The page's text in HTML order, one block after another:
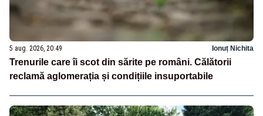
5 aug. 2026, 20:49 Ionuț Nichita
Trenurile care îi scot din sărite pe români. Călătorii
reclamă aglomerația și condițiile insuportabile